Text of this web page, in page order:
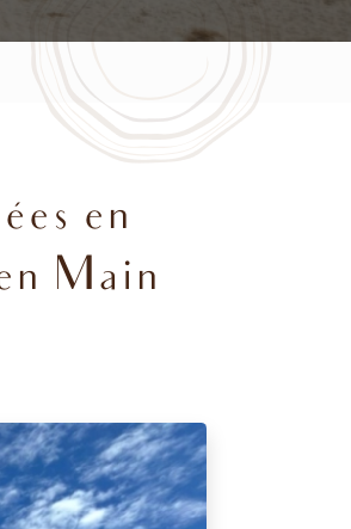
en
Main